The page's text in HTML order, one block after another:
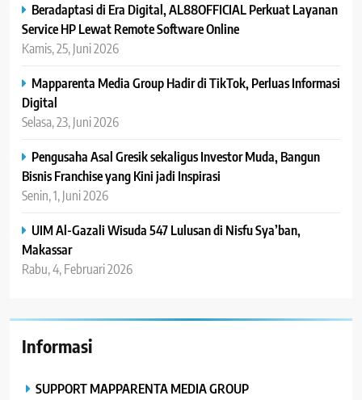
Beradaptasi di Era Digital, AL88OFFICIAL Perkuat Layanan
Service HP Lewat Remote Software Online
Kamis, 25, Juni 2026
Mapparenta Media Group Hadir di TikTok, Perluas Informasi
Digital
Selasa, 23, Juni 2026
Pengusaha Asal Gresik sekaligus Investor Muda, Bangun
Bisnis Franchise yang Kini jadi Inspirasi
Senin, 1, Juni 2026
UIM Al-Gazali Wisuda 547 Lulusan di Nisfu Sya’ban,
Makassar
Rabu, 4, Februari 2026
Informasi
SUPPORT MAPPARENTA MEDIA GROUP